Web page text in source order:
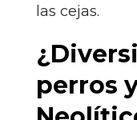
las cejas.
perros